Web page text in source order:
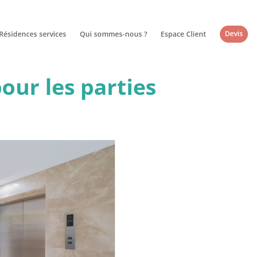
Résidences services Qui sommes-nous ? Espace Client Devis
les parties